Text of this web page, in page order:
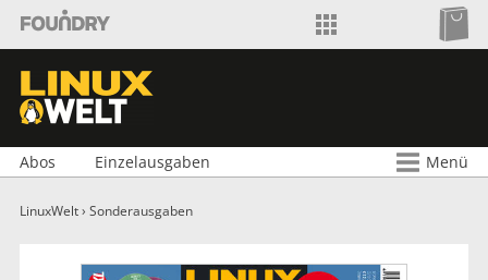
Shop wechseln
Menü
Abos Einzelausgaben
LinuxWelt› Sonderausgaben